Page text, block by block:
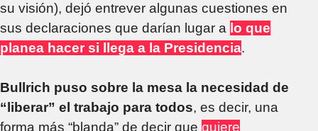
su visión), dejó entrever algunas cuestiones en
sus declaraciones que darían lugar a lo que
planea hacer si llega a la Presidencia.
Bullrich puso sobre la mesa la necesidad de
“liberar” el trabajo para todos, es decir, una
forma más “blanda” de decir que quiere